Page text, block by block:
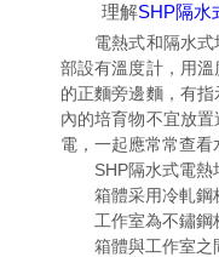
理解SHP隔水
電熱式和隔水式培
部設有溫度計，用
的正麵旁邊麵，有
內的培育物不宜放
電，一起應常常查
SHP隔水式電熱
箱體采用冷軋鋼板
工作室為不鏽鋼板
箱體與工作室之間